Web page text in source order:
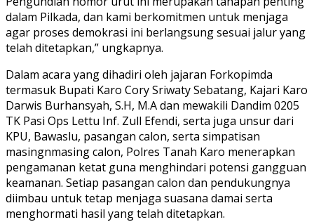
dalam Pilkada, dan kami berkomitmen untuk menjaga
agar proses demokrasi ini berlangsung sesuai jalur yang
telah ditetapkan,” ungkapnya.
Dalam acara yang dihadiri oleh jajaran Forkopimda
termasuk Bupati Karo Cory Sriwaty Sebatang, Kajari Karo
Darwis Burhansyah, S.H, M.A dan mewakili Dandim 0205
TK Pasi Ops Lettu Inf. Zull Efendi, serta juga unsur dari
KPU, Bawaslu, pasangan calon, serta simpatisan
masingnmasing calon, Polres Tanah Karo menerapkan
pengamanan ketat guna menghindari potensi gangguan
keamanan. Setiap pasangan calon dan pendukungnya
diimbau untuk tetap menjaga suasana damai serta
menghormati hasil yang telah ditetapkan.